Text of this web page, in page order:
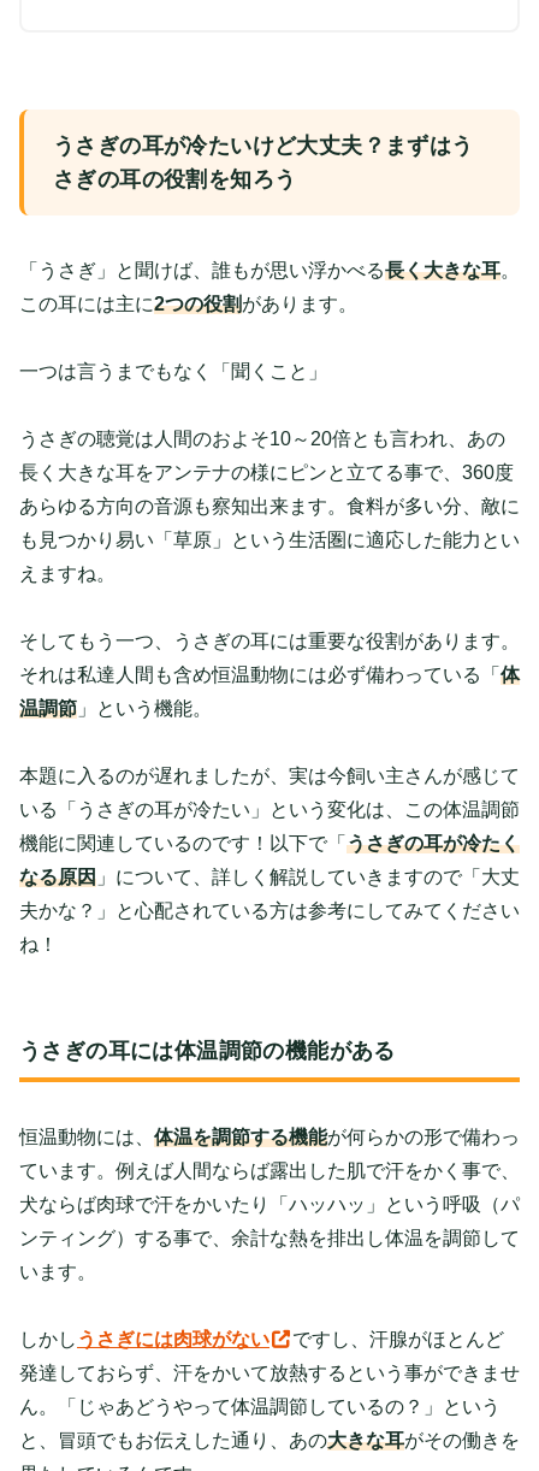
うさぎの耳が冷たいけど大丈夫？まずはう
さぎの耳の役割を知ろう
「うさぎ」と聞けば、誰もが思い浮かべる長く大きな耳。
この耳には主に2つの役割があります。
一つは言うまでもなく「聞くこと」
うさぎの聴覚は人間のおよそ10～20倍とも言われ、あの
長く大きな耳をアンテナの様にピンと立てる事で、360度
あらゆる方向の音源も察知出来ます。食料が多い分、敵に
も見つかり易い「草原」という生活圏に適応した能力とい
えますね。
そしてもう一つ、うさぎの耳には重要な役割があります。
それは私達人間も含め恒温動物には必ず備わっている「 体
温調節 」という機能。
本題に入るのが遅れましたが、実は今飼い主さんが感じて
いる「 うさぎの耳が冷たい 」という変化は、この体温調節
機能に関連しているのです！以下で「 うさぎの耳が冷たく
なる原因 」について、詳しく解説していきますので「大丈
夫かな？」と心配されている方は参考にしてみてください
ね！
うさぎの耳には体温調節の機能がある
恒温動物には、 体温を調節する機能が何らかの形で備わっ
ています。例えば人間ならば露出した肌で汗をかく事で、
犬ならば肉球で汗をかいたり「ハッハッ」という呼吸（パ
ンティング）する事で、余計な熱を排出し体温を調節して
います。
しかし うさぎには肉球がない
ですし、汗腺がほとんど
発達しておらず、汗をかいて放熱するという事ができませ
ん。「じゃあどうやって体温調節しているの？」という
と、冒頭でもお伝えした通り、あの大きな耳がその働きを